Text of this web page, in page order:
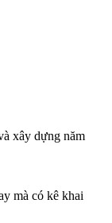
xây dựng năm
mà có kê khai